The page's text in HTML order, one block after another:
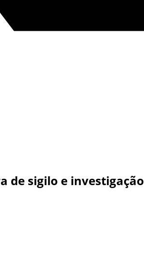
de sigilo e investigação